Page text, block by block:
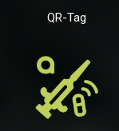
QR-Tag